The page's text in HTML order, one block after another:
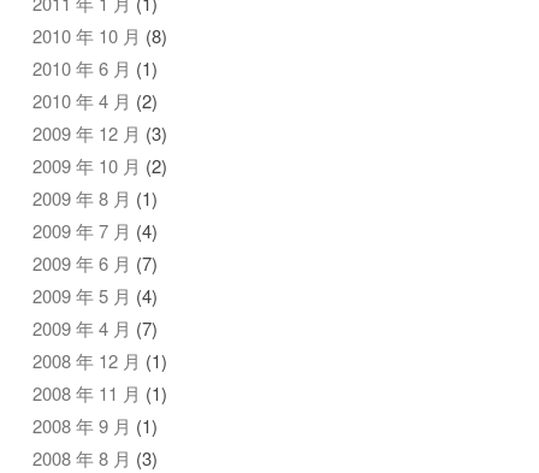
2010 年 10 月 (8)
2010 年 6 月 (1)
2010 年 4 月 (2)
2009 年 12 月 (3)
2009 年 10 月 (2)
2009 年 8 月 (1)
2009 年 7 月 (4)
2009 年 6 月 (7)
2009 年 5 月 (4)
2009 年 4 月 (7)
2008 年 12 月 (1)
2008 年 11 月 (1)
2008 年 9 月 (1)
2008 年 8 月 (3)